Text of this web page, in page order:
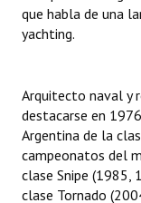
Resoluciones
INSTITUCIONAL
Antiguos
Noticias
que habla de una
yachting.
Arquitecto naval y
destacarse en
Argentina de la
campeonatos del
clase Snipe (1985,
clase Tornado